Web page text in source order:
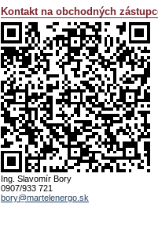
Kontakt na obchodných
Ing. Slavomír Bory
0907/933 721
bory@martelenergo.sk